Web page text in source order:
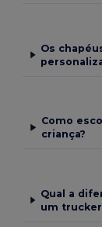
Os
Como
criança?
Qual a
um